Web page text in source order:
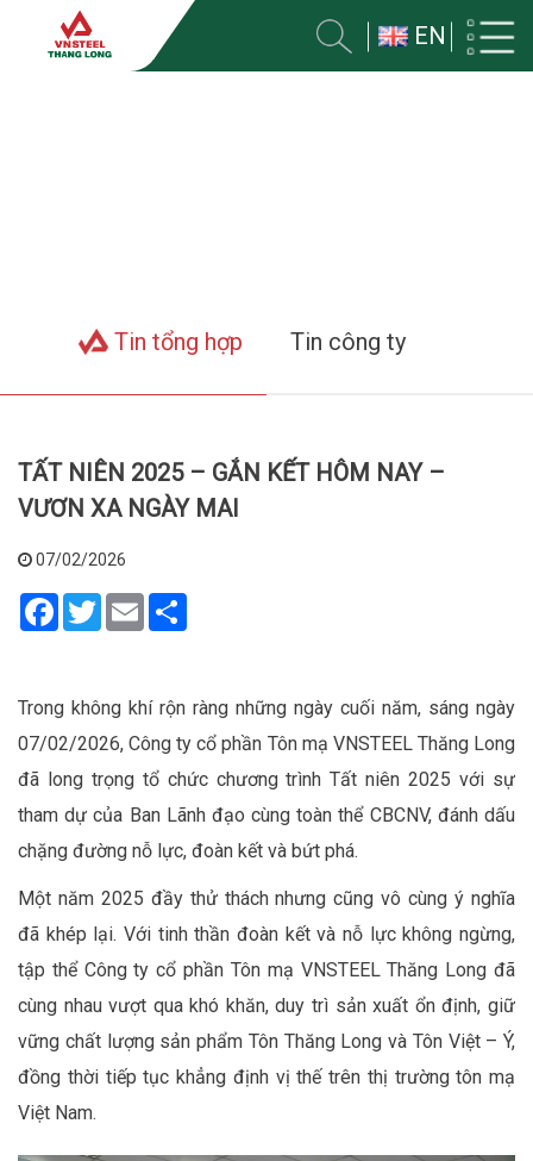
EN
Tin tổng hợp Tin công ty
TẤT NIÊN 2025 – GẮN KẾT HÔM NAY –
VƯƠN XA NGÀY MAI
07/02/2026
Facebook
TwitterEmail
Trong không khí rộn ràng những ngày cuối năm, sáng ngày
07/02/2026, Công ty cổ phần Tôn mạ VNSTEEL Thăng Long
đã long trọng tổ chức chương trình Tất niên 2025 với sự
tham dự của Ban Lãnh đạo cùng toàn thể CBCNV, đánh dấu
chặng đường nỗ lực, đoàn kết và bứt phá.
Một năm 2025 đầy thử thách nhưng cũng vô cùng ý nghĩa
đã khép lại. Với tinh thần đoàn kết và nỗ lực không ngừng,
tập thể Công ty cổ phần Tôn mạ VNSTEEL Thăng Long đã
cùng nhau vượt qua khó khăn, duy trì sản xuất ổn định, giữ
vững chất lượng sản phẩm Tôn Thăng Long và Tôn Việt – Ý,
đồng thời tiếp tục khẳng định vị thế trên thị trường tôn mạ
Việt Nam.